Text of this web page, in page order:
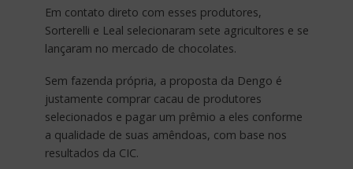
Em contato direto com esses produtores,
Sorterelli e Leal selecionaram sete agricultores e se
lançaram no mercado de chocolates.
Sem fazenda própria, a proposta da Dengo é
justamente comprar cacau de produtores
selecionados e pagar um prêmio a eles conforme
a qualidade de suas amêndoas, com base nos
resultados da CIC.